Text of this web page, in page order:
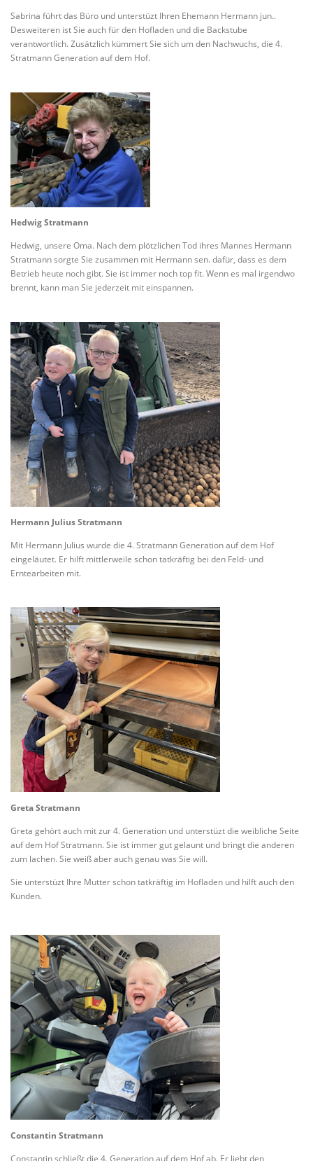
Sabrina führt das Büro und unterstüzt Ihren Ehemann Hermann jun..
Desweiteren ist Sie auch für den Hofladen und die Backstube
verantwortlich. Zusätzlich kümmert Sie sich um den Nachwuchs, die 4.
Stratmann Generation auf dem Hof.
Hedwig Stratmann
Hedwig, unsere Oma. Nach dem plötzlichen Tod ihres Mannes Hermann
Stratmann sorgte Sie zusammen mit Hermann sen. dafür, dass es dem
Betrieb heute noch gibt. Sie ist immer noch top fit. Wenn es mal irgendwo
brennt, kann man Sie jederzeit mit einspannen.
Hermann Julius Stratmann
Mit Hermann Julius wurde die 4. Stratmann Generation auf dem Hof
eingeläutet. Er hilft mittlerweile schon tatkräftig bei den Feld- und
Erntearbeiten mit.
Greta Stratmann
Greta gehört auch mit zur 4. Generation und unterstüzt die weibliche Seite
auf dem Hof Stratmann. Sie ist immer gut gelaunt und bringt die anderen
zum lachen. Sie weiß aber auch genau was Sie will.
Sie unterstüzt Ihre Mutter schon tatkräftig im Hofladen und hilft auch den
Kunden.
Constantin Stratmann
Constantin schließt die 4. Generation auf dem Hof ab. Er liebt den